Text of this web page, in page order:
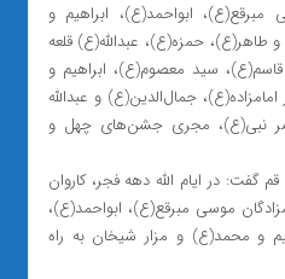
ابواحمد(ع)، ابراهیم و
حمزه(ع)، عبدالله(ع) قلعه
سید معصوم(ع)، ابراهیم و
جمال‌الدین(ع) و عبدالله
نبی(ع)، مجری جشن‌های چهل و
گفت: در ایام الله دهه فجر، کاروان
موسی مبرقع(ع)، ابواحمد(ع)،
و محمد(ع) و مزار شیخان به راه